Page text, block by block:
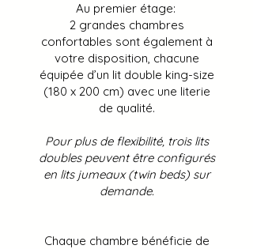
Au premier étage:
2 grandes chambres
confortables sont également à
votre disposition, chacune
équipée d’un lit double king-size
(180 x 200 cm) avec une literie
de qualité.
Pour plus de flexibilité, trois lits
doubles peuvent être configurés
en lits jumeaux (twin beds) sur
demande.
Chaque chambre bénéficie de